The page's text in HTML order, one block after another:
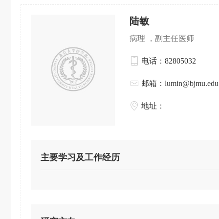
陆敏
病理 ，副主任医师
电话：82805032
邮箱：
地址：
主要学习及工作经历